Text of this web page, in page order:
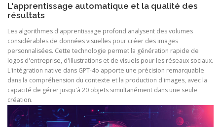
L'apprentissage automatique et la qualité des
résultats
Les algorithmes d'apprentissage profond analysent des volumes
considérables de données visuelles pour créer des images
personnalisées. Cette technologie permet la génération rapide de
logos d'entreprise, d'illustrations et de visuels pour les réseaux sociaux.
L'intégration native dans GPT-4o apporte une précision remarquable
dans la compréhension du contexte et la production d'images, avec la
capacité de gérer jusqu'à 20 objets simultanément dans une seule
création.